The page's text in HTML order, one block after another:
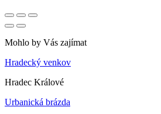
Mohlo by Vás zajímat
Hradecký venkov
Hradec Králové
Urbanická brázda